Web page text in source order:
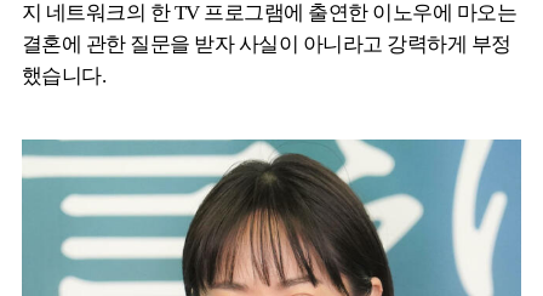
지 네트워크의 한 TV 프로그램에 출연한 이노우에 마오는
결혼에 관한 질문을 받자 사실이 아니라고 강력하게 부정
했습니다.